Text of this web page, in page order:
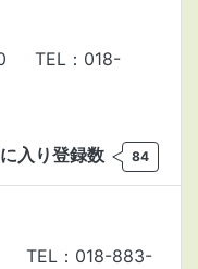
TEL：018-
入り登録数 84
TEL：018-883-